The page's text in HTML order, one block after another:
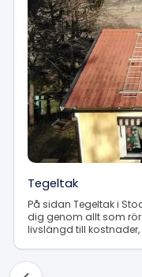
Tegeltak
På sidan Tegeltak i
dig genom allt som
livslängd till